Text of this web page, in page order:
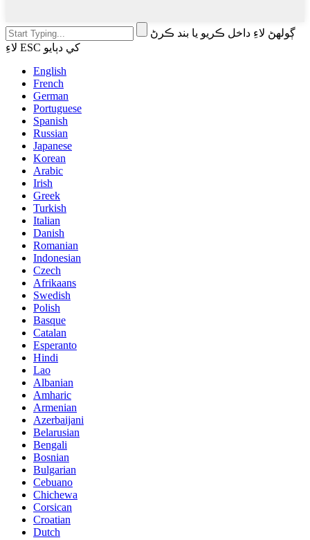
ڳولهڻ لاءِ داخل ڪريو يا بند ڪرڻ
لاءِ ESC کي دٻايو
English
French
German
Portuguese
Spanish
Russian
Japanese
Korean
Arabic
Irish
Greek
Turkish
Italian
Danish
Romanian
Indonesian
Czech
Afrikaans
Swedish
Polish
Basque
Catalan
Esperanto
Hindi
Lao
Albanian
Amharic
Armenian
Azerbaijani
Belarusian
Bengali
Bosnian
Bulgarian
Cebuano
Chichewa
Corsican
Croatian
Dutch